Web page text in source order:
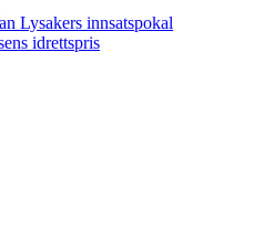
Lysakers innsatspokal
idrettspris